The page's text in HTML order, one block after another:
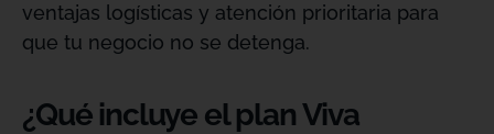
ventajas logísticas y atención prioritaria para
que tu negocio no se detenga.
¿Qué incluye el plan Viva